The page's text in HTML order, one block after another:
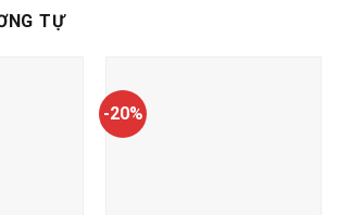
TỰ
-20%